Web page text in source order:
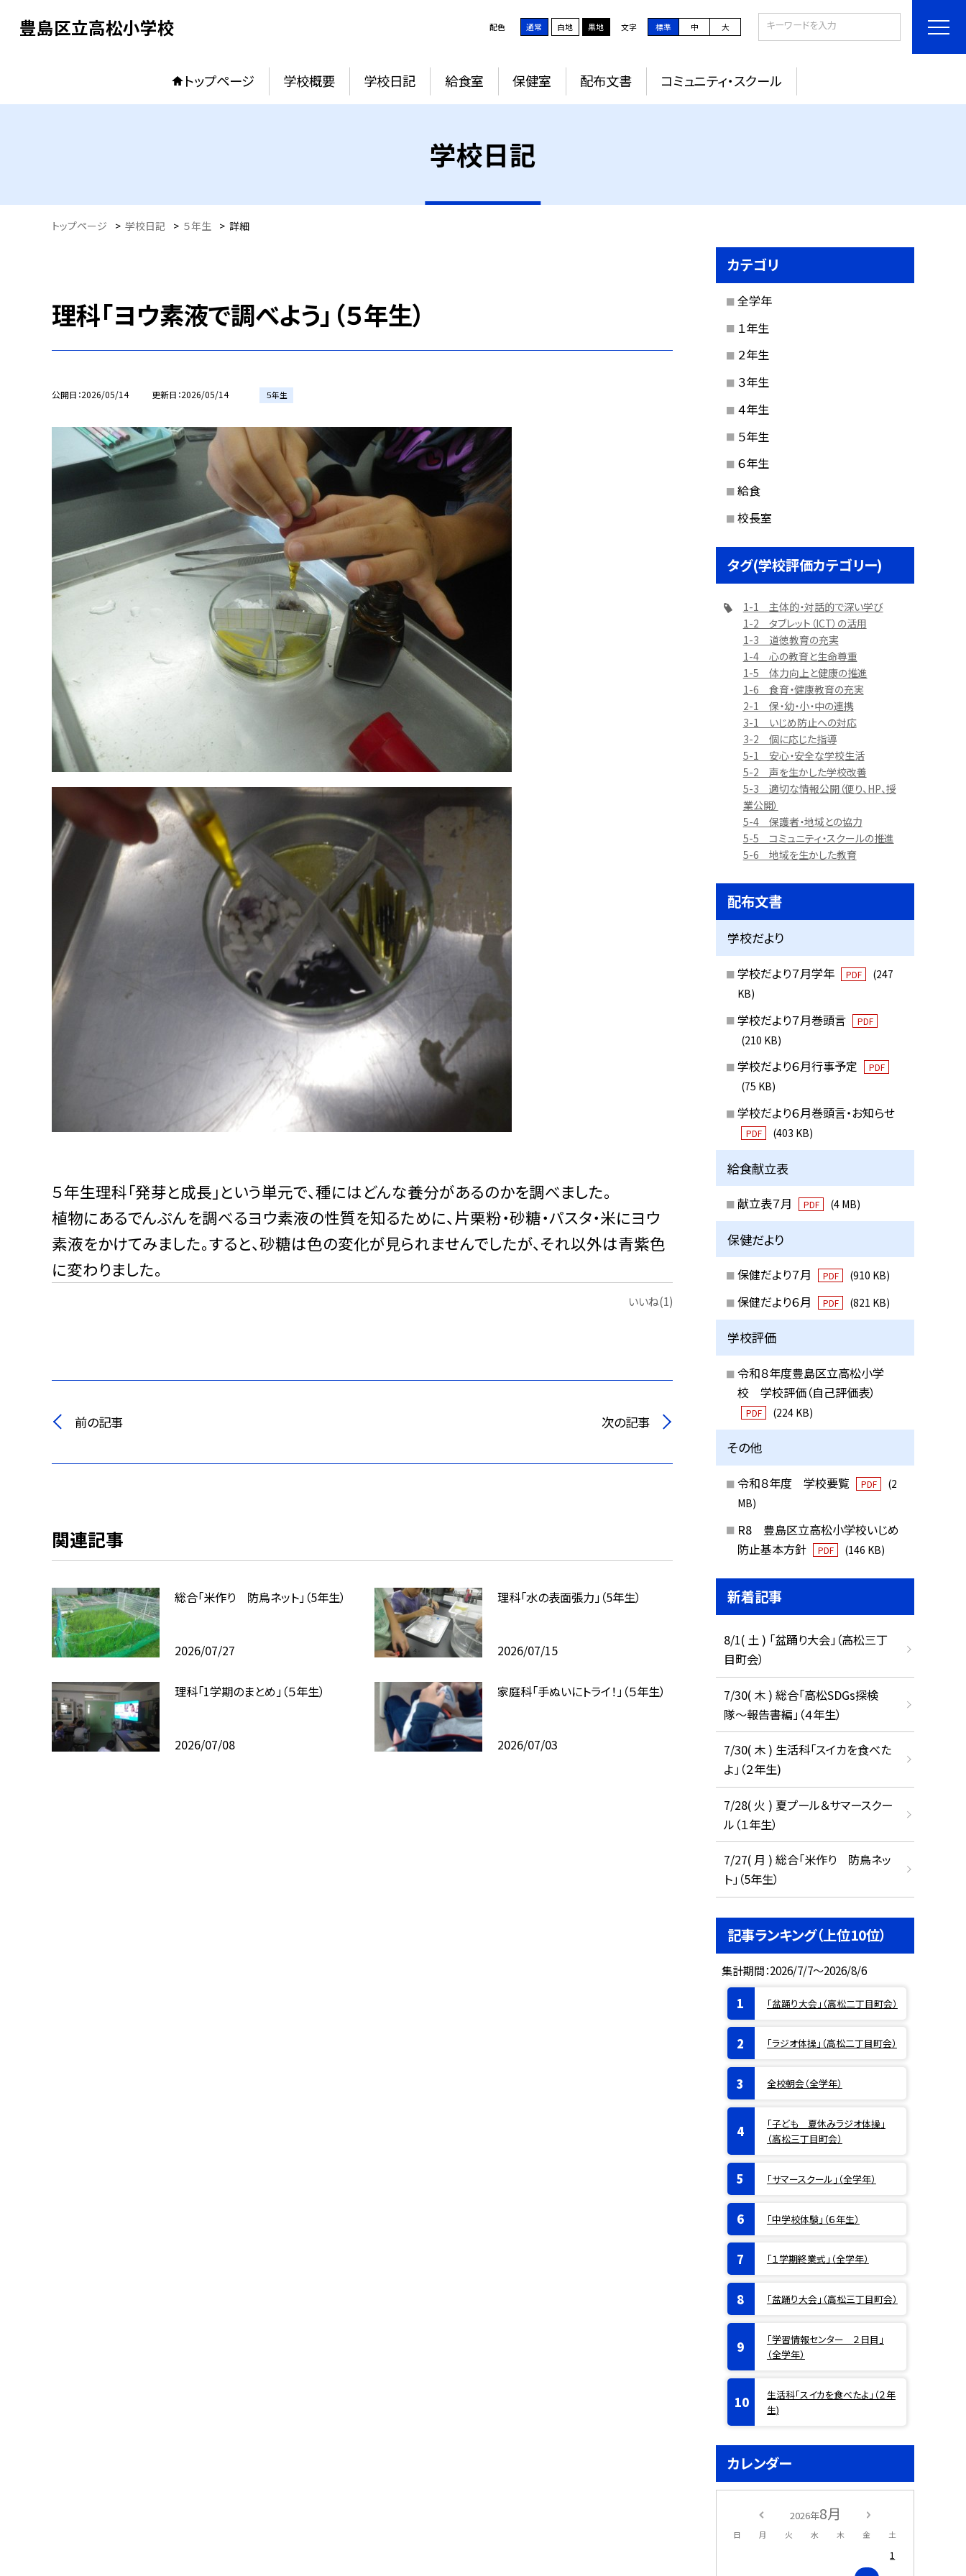
豊島区立高松小学校 配色 通常 白地 黒地 文字 標準 中 大
トップページ 学校概要 学校日記 給食室 保健室 配布文書 コミュニティ・スクール
学校日記
トップページ > 学校日記 > ５年生 > 詳細
理科「ヨウ素液で調べよう」（５年生）
公開日 2026/05/14 更新日 2026/05/14 ５年生
５年生理科「発芽と成長」という単元で、種にはどんな養分があるのかを調べました。
植物にあるでんぷんを調べるヨウ素液の性質を知るために、片栗粉・砂糖・パスタ・米にヨウ
素液をかけてみました。すると、砂糖は色の変化が見られませんでしたが、それ以外は青紫色
に変わりました。
いいね(1)
前の記事 次の記事
関連記事
総合「米作り 防鳥ネット」（5年生）
2026/07/27
理科「水の表面張力」（5年生）
2026/07/15
理科「1学期のまとめ」（５年生）
2026/07/08
家庭科「手ぬいにトライ！」（５年生）
2026/07/03
カテゴリ
全学年
１年生
２年生
３年生
４年生
５年生
６年生
給食
校長室
タグ(学校評価カテゴリー)
1-1 主体的・対話的で深い学び
1-2 タブレット（ICT）の活用
1-3 道徳教育の充実
1-4 心の教育と生命尊重
1-5 体力向上と健康の推進
1-6 食育・健康教育の充実
2-1 保・幼・小・中の連携
3-1 いじめ防止への対応
3-2 個に応じた指導
5-1 安心・安全な学校生活
5-2 声を生かした学校改善
5-3 適切な情報公開（便り、HP、授
業公開）
5-4 保護者・地域との協力
5-5 コミュニティ・スクールの推進
5-6 地域を生かした教育
配布文書
学校だより
学校だより７月学年 PDF
(247
KB)
学校だより７月巻頭言 PDF
(210 KB)
学校だより６月行事予定 PDF
(75 KB)
学校だより６月巻頭言・お知らせ
PDF (403 KB)
給食献立表
献立表７月 PDF (4 MB)
保健だより
保健だより７月 PDF (910 KB)
保健だより６月 PDF (821 KB)
学校評価
令和８年度豊島区立高松小学
校 学校評価（自己評価表）
PDF (224 KB)
その他
令和８年度 学校要覧 PDF
(2
MB)
R8 豊島区立高松小学校いじめ
防止基本方針
PDF (146 KB)
新着記事
8/1( 土 ) 「盆踊り大会」（高松三丁
目町会）
7/30( 木 ) 総合「高松SDGs探検
隊〜報告書編」（４年生）
7/30( 木 ) 生活科「スイカを食べた
よ」（２年生)
7/28( 火 ) 夏プール＆サマースクー
ル（１年生）
7/27( 月 ) 総合「米作り 防鳥ネッ
ト」（5年生）
記事ランキング（上位10位）
集計期間：2026/7/7～2026/8/6
「盆踊り大会」（高松二丁目町会）
「ラジオ体操」（高松二丁目町会）
全校朝会（全学年）
「子ども 夏休みラジオ体操」
（高松三丁目町会）
「サマースクール」（全学年）
「中学校体験」（６年生）
「１学期終業式」（全学年）
「盆踊り大会」（高松三丁目町会）
「学習情報センター ２日目」
（全学年）
生活科「スイカを食べたよ」（２年
生)
カレンダー
2026年8月
日 月 火 水 木 金 土
1